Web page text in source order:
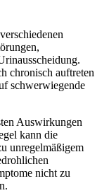
chronisch auftreten
schwerwiegende
Auswirkungen
kann die
unregelmäßigem
nicht zu